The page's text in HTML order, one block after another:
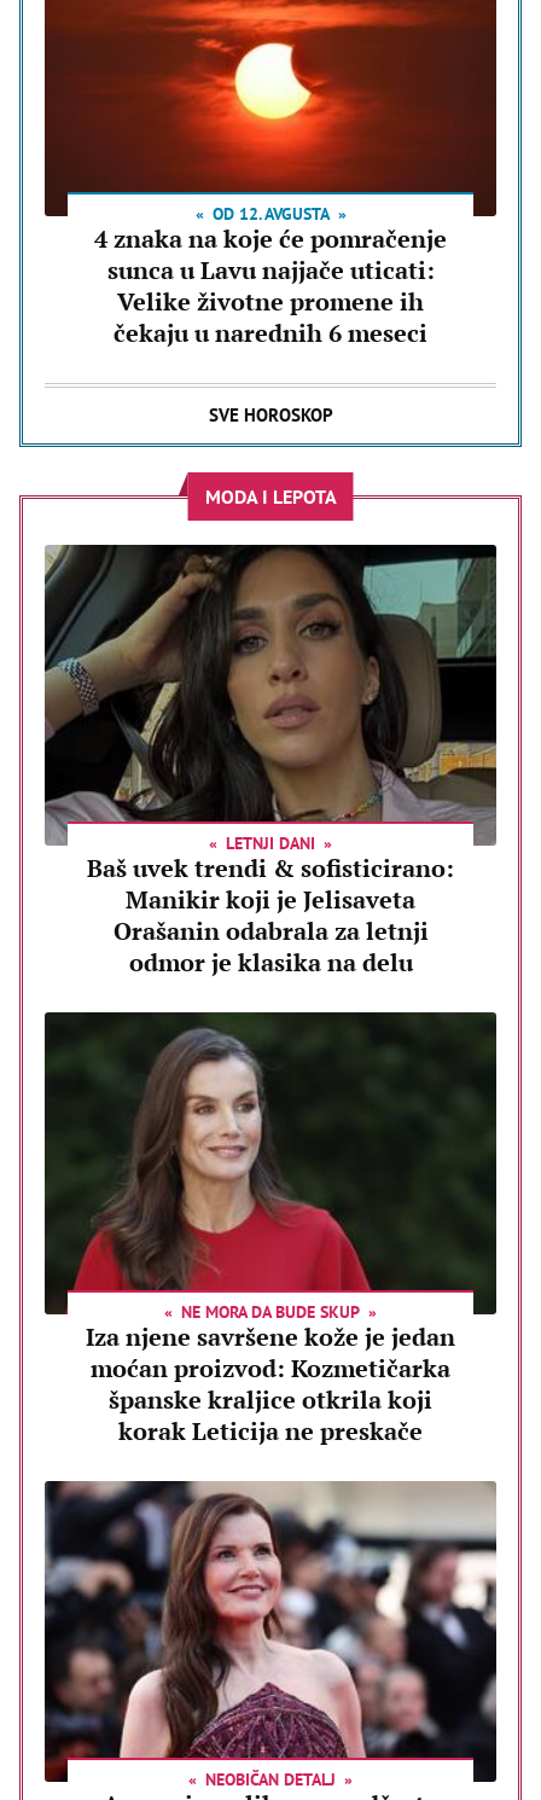
OD 12. AVGUSTA
4 znaka na koje će pomračenje
sunca u Lavu najjače uticati:
Velike životne promene ih
čekaju u narednih 6 meseci
SVE HOROSKOP
MODA I LEPOTA
LETNJI DANI
Baš uvek trendi & sofisticirano:
Manikir koji je Jelisaveta
Orašanin odabrala za letnji
odmor je klasika na delu
NE MORA DA BUDE SKUP
Iza njene savršene kože je jedan
moćan proizvod: Kozmetičarka
španske kraljice otkrila koji
korak Leticija ne preskače
NEOBIČAN DETALJ